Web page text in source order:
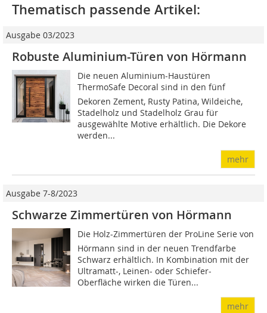
Thematisch passende Artikel:
Ausgabe 03/2023
Robuste Aluminium-Türen von Hörmann
Die neuen Aluminium-Haustüren
ThermoSafe Decoral sind in den fünf
Dekoren Zement, Rusty Patina, Wildeiche,
Stadelholz und Stadelholz Grau für
ausgewählte Motive erhältlich. Die Dekore
werden...
mehr
Ausgabe 7-8/2023
Schwarze Zimmertüren von Hörmann
Die Holz-Zimmertüren der ProLine Serie von
Hörmann sind in der neuen Trendfarbe
Schwarz erhältlich. In Kombina­tion mit der
Ultramatt-, Leinen- oder Schiefer-
Oberfläche wirken die Türen...
mehr